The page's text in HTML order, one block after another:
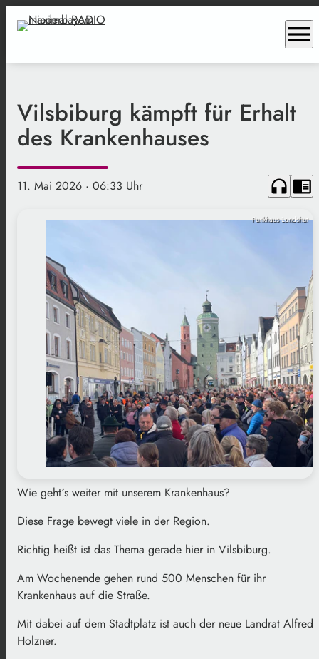
menu
Vilsbiburg kämpft für Erhalt
des Krankenhauses
11. Mai 2026 · 06:33 Uhr headphones chrome_reader_mode
Funkhaus Landshut
Wie geht´s weiter mit unserem Krankenhaus?
Diese Frage bewegt viele in der Region.
Richtig heißt ist das Thema gerade hier in Vilsbiburg.
Am Wochenende gehen rund 500 Menschen für ihr
Krankenhaus auf die Straße.
Mit dabei auf dem Stadtplatz ist auch der neue Landrat Alfred
Holzner.